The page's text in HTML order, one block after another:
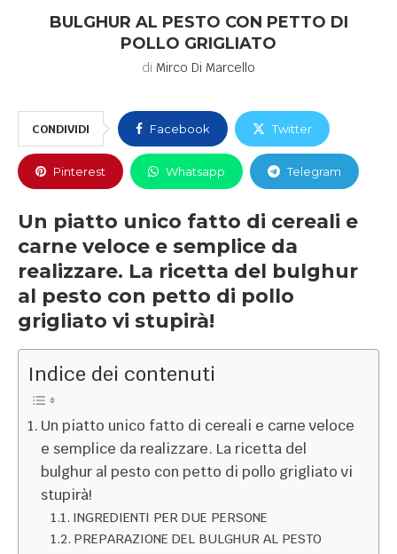
BULGHUR AL PESTO CON PETTO DI
POLLO GRIGLIATO
di Mirco Di Marcello
CONDIVIDI Facebook Twitter
Pinterest Whatsapp Telegram
Un piatto unico fatto di cereali e
carne veloce e semplice da
realizzare. La ricetta del bulghur
al pesto con petto di pollo
grigliato vi stupirà!
Indice dei contenuti
Un piatto unico fatto di cereali e carne veloce
e semplice da realizzare. La ricetta del
bulghur al pesto con petto di pollo grigliato vi
stupirà!
INGREDIENTI PER DUE PERSONE
PREPARAZIONE DEL BULGHUR AL PESTO